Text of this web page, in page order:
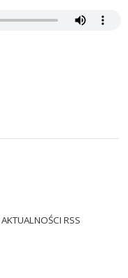
AKTUALNOŚCI RSS